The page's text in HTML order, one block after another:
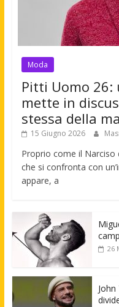
Moda
Pitti Uomo 26:
mette in
stessa della
15 Giugno 2026
Proprio come il
che si confronta con
appare, a
26